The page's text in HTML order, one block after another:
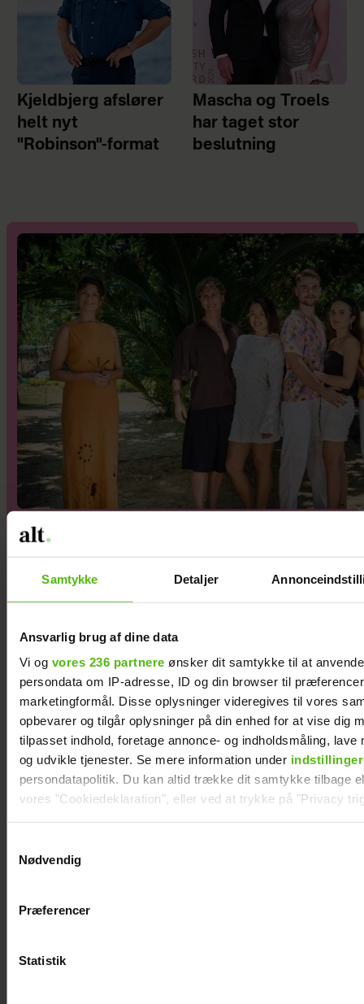
Samtykke Detaljer
Ansvarlig brug af dine data
Vi og vores 236 partnere ønsker dit samtykke til at
persondata om IP-adresse, ID og din browser til
marketingformål. Disse oplysninger videregives til vores
opbevarer og tilgår oplysninger på din enhed for at vise dig
tilpasset indhold, foretage annonce- og indholdsmåling, lave
og udvikle tjenester. Se mere information under indstillinger
persondatapolitik. Du kan altid trække dit samtykke tilbage
vores "Cookiedeklaration", eller ved at trykke på "Privacy
Vi anvender egne cookies og cookies fra tredjeparter til at
generere statistik og huske dine præferencer samt til brug
Nødvendig
Præferencer
Statistik
Kjeldbjerg afslører
helt nyt
"Robinson"-format
Mascha og Troels
har taget stor
beslutning
SMUGKIG: Så vild er
"Temptation Island"
Christel Trubka er flyttet til Fyn for ny